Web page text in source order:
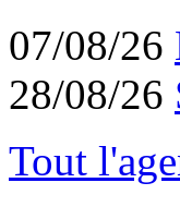
07/08/26
28/08/26
Tout